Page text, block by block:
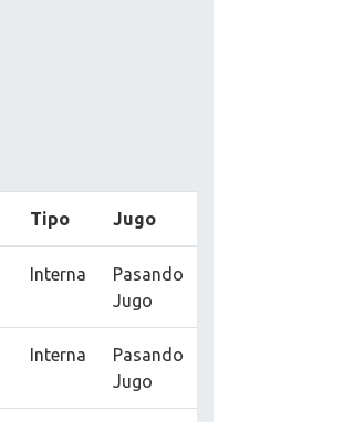
Tipo Jugo
Interna
Pasando
Jugo
Interna
Pasando
Jugo